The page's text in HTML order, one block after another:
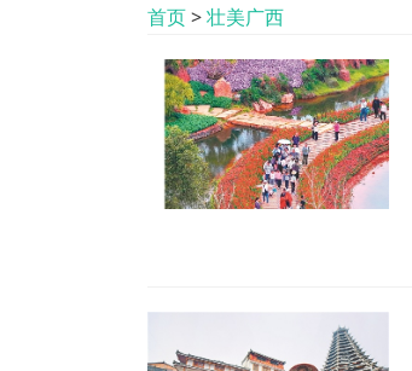
首页>壮美广西